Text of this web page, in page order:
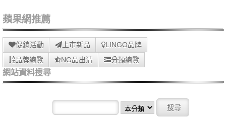
蘋果網推薦
促銷活動 上市新品
LINGO品牌
品牌總覽
NG品出清 分類總覽
網站資料搜尋